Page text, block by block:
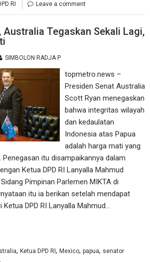
RI Leave a comment
Australia Tegaskan Sekali Lagi,
SIMBOLON RADJA P
topmetro.news –
Presiden Senat Australia
Scott Ryan menegaskan
bahwa integritas wilayah
dan kedaulatan
Indonesia atas Papua
adalah harga mati yang
Penegasan itu disampaikannya dalam
Ketua DPD RI Lanyalla Mahmud
Pimpinan Parlemen MIKTA di
itu ia berikan setelah mendapat
DPD RI Lanyalla Mahmud…
,Ketua DPD RI,Mexico,papua, senator